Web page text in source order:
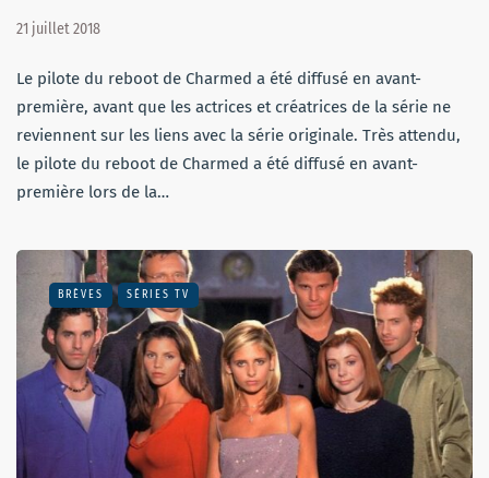
21 juillet 2018
Le pilote du reboot de Charmed a été diffusé en avant-
première, avant que les actrices et créatrices de la série ne
reviennent sur les liens avec la série originale. Très attendu,
le pilote du reboot de Charmed a été diffusé en avant-
première lors de la…
BRÈVES SÉRIES TV